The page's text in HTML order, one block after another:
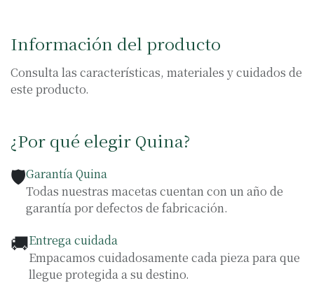
Información del producto
Consulta las características, materiales y cuidados de
este producto.
¿Por qué elegir Quina?
🛡️Garantía Quina
Todas nuestras macetas cuentan con un año de
garantía por defectos de fabricación.
🚚Entrega cuidada
Empacamos cuidadosamente cada pieza para que
llegue protegida a su destino.